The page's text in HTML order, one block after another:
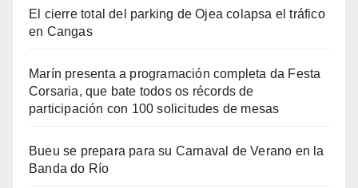
El cierre total del parking de Ojea colapsa el tráfico
en Cangas
Marín presenta a programación completa da Festa
Corsaria, que bate todos os récords de
participación con 100 solicitudes de mesas
Bueu se prepara para su Carnaval de Verano en la
Banda do Río